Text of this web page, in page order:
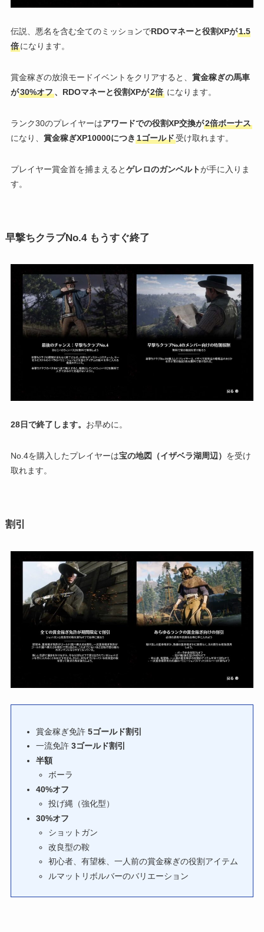
伝説、悪名を含む全てのミッションでRDOマネーと役割XPが1.5
倍になります。
賞金稼ぎの放浪モードイベントをクリアすると、 賞金稼ぎの馬車
が30%オフ、RDOマネーと役割XPが2倍になります。
ランク30のプレイヤーはアワードでの役割XP交換が2倍ボーナス
になり、 賞金稼ぎXP10000につき 1ゴールド受け取れます。
プレイヤー賞金首を捕まえるとゲレロのガンベルトが手に入りま
す。
早撃ちクラブNo.4 もうすぐ終了
28日で終了します。 お早めに。
No.4を購入したプレイヤーは宝の地図（イザベラ湖周辺） を受け
取れます。
割引
賞金稼ぎ免許 5ゴールド割引
一流免許 3ゴールド割引
半額
ボーラ
40%オフ
投げ縄（強化型）
30%オフ
ショットガン
改良型の鞍
初心者、有望株、一人前の賞金稼ぎの役割アイテム
ルマットリボルバーのバリエーション